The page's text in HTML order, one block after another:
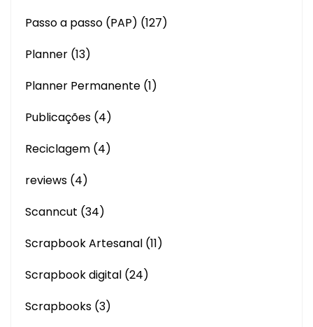
Passo a passo (PAP) (127)
Planner (13)
Planner Permanente (1)
Publicações (4)
Reciclagem (4)
reviews (4)
Scanncut (34)
Scrapbook Artesanal (11)
Scrapbook digital (24)
Scrapbooks (3)